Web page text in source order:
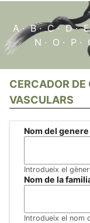
A·B·C·D·E
N · O · P ·
CERCADOR DE
VASCULARS
Nom del genere
Introdueix el
Nom de la
Introdueix el nom